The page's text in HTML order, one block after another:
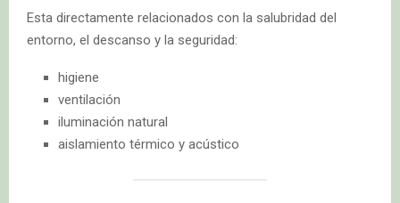
Esta directamente relacionados con la salubridad del
entorno, el descanso y la seguridad:
higiene
ventilación
iluminación natural
aislamiento térmico y acústico